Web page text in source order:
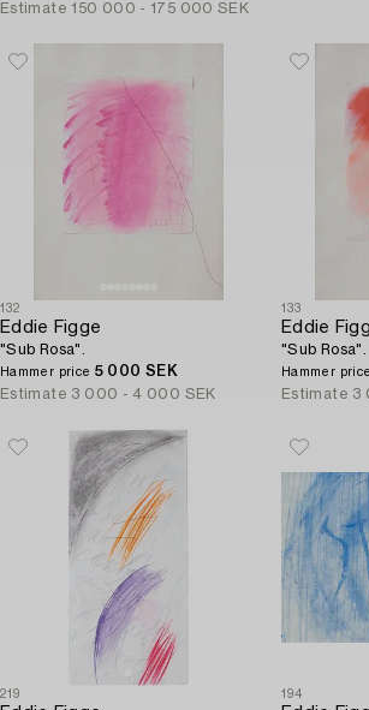
Estimate 150 000 - 175 000 SEK
132
Eddie Figge
"Sub Rosa".
Hammer price 5 000 SEK
Estimate 3 000 - 4 000 SEK
133
Eddie
"Sub Rosa".
Hammer price
Estimate 3
219 194